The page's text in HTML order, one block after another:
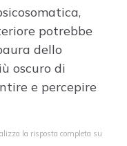
potrebbe
dello
oscuro di
e percepire
la risposta completa su